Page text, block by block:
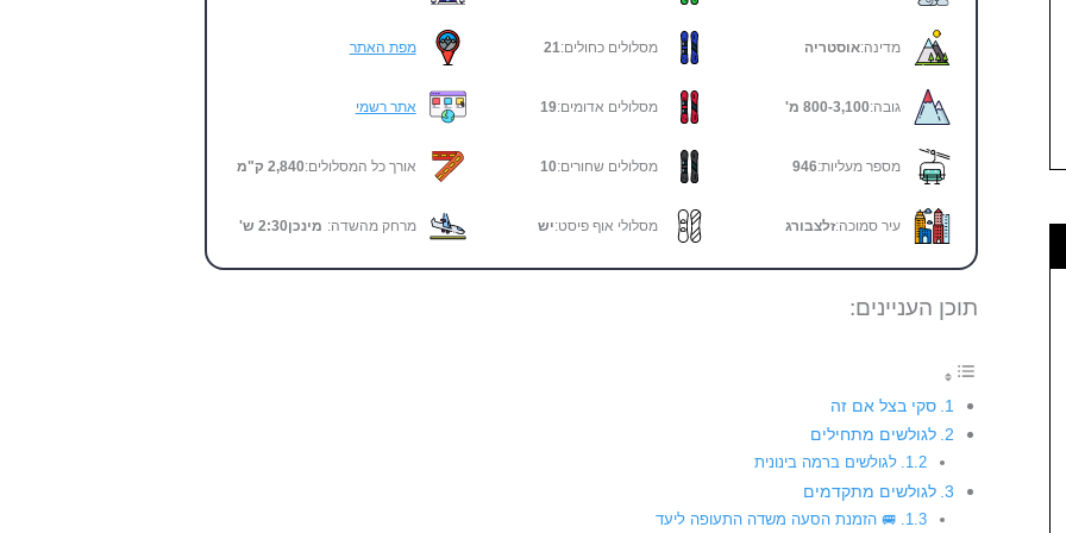
מדינה:אוסטריה מסלולים כחולים:21 מפת האתר
גובה:800-3,100 מ' מסלולים אדומים:19 אתר רשמי
מספר מעליות:946 מסלולים שחורים:10 אורך כל המסלולים:2,840 ק"מ
עיר סמוכה:זלצבורג מסלולי אוף פיסט:יש מרחק מהשדה: מינכן2:30 ש'
תוכן העניינים:
סקי בצל אם זה
לגולשים מתחילים
לגולשים ברמה בינונית
לגולשים מתקדמים
🚐 הזמנת הסעה משדה התעופה ליעד